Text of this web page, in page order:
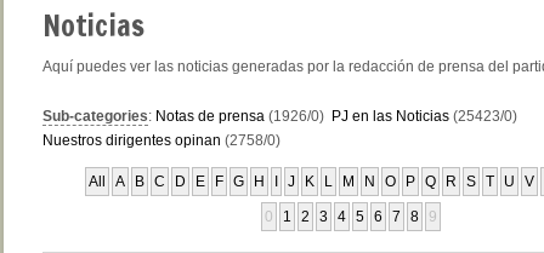
Noticias
Aquí puedes ver las noticias generadas por la redacción de prensa del
Sub-categories: Notas de prensa (1926/0) PJ en las Noticias (25423/0)
Nuestros dirigentes opinan (2758/0)
All A B C D E F G H J K L M N O P Q R S T U V
0 1 2 3 4 5 6 7 8 9